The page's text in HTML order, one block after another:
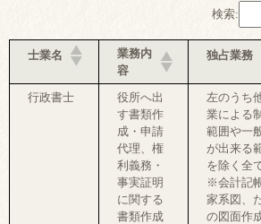
検索:
士業名
業務内
容
独占業務
行政書士
役所へ出
す書類作
成・申請
代理、権
利義務・
事実証明
に関する
書類作成
左のうち
業による
範囲や一
が出来る
を除く全
※会計記
家系図、
の図面作